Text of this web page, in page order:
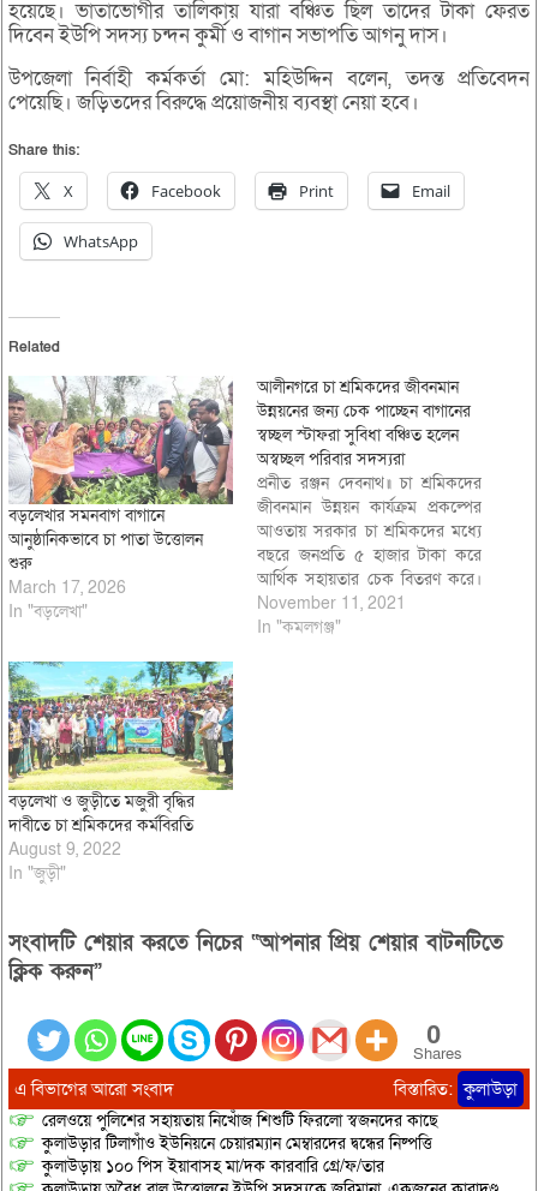
হয়েছে। ভাতাভোগীর তালিকায় যারা বঞ্চিত ছিল তাদের টাকা ফেরত
দিবেন ইউপি সদস্য চন্দন কুর্মী ও বাগান সভাপতি আগনু দাস।
উপজেলা নির্বাহী কর্মকর্তা মো: মহিউদ্দিন বলেন, তদন্ত প্রতিবেদন
পেয়েছি। জড়িতদের বিরুদ্ধে প্রয়োজনীয় ব্যবস্থা নেয়া হবে।
Share this:
X Facebook Print Email
WhatsApp
Related
বড়লেখার সমনবাগ বাগানে
আনুষ্ঠানিকভাবে চা পাতা উত্তোলন
শুরু
March 17, 2026
In "বড়লেখা"
আলীনগরে চা শ্রমিকদের জীবনমান
উন্নয়নের জন্য চেক পাচ্ছেন বাগানের
স্বচ্ছল স্টাফরা সুবিধা বঞ্চিত হলেন
অস্বচ্ছল পরিবার সদস্যরা
প্রনীত রঞ্জন দেবনাথ॥ চা শ্রমিকদের
জীবনমান উন্নয়ন কার্যক্রম প্রকল্পের
আওতায় সরকার চা শ্রমিকদের মধ্যে
বছরে জনপ্রতি ৫ হাজার টাকা করে
আর্থিক সহায়তার চেক বিতরণ করে।
চা বাগানের দু:স্থ ও সর্বোচ্চ দু:স্থ
ব্যক্তিরা সুবিধা পাওয়ার কথা থাকলেও
November 11, 2021
In "কমলগঞ্জ"
বড়লেখা ও জুড়ীতে মজুরী বৃদ্ধির
দাবীতে চা শ্রমিকদের কর্মবিরতি
August 9, 2022
In "জুড়ী"
সংবাদটি শেয়ার করতে নিচের “আপনার প্রিয় শেয়ার বাটনটিতে
ক্লিক করুন”
0
Shares
এ বিভাগের আরো সংবাদ বিস্তারিত: কুলাউড়া
রেলওয়ে পুলিশের সহায়তায় নিখোঁজ শিশুটি ফিরলো স্বজনদের কাছে
কুলাউড়ার টিলাগাঁও ইউনিয়নে চেয়ারম্যান মেম্বারদের দ্বন্ধের নিষ্পত্তি
কুলাউড়ায় ১০০ পিস ইয়াবাসহ মা/দক কারবারি গ্রে/ফ/তার